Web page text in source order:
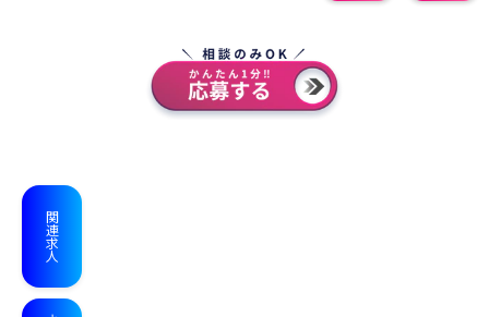
関連求人